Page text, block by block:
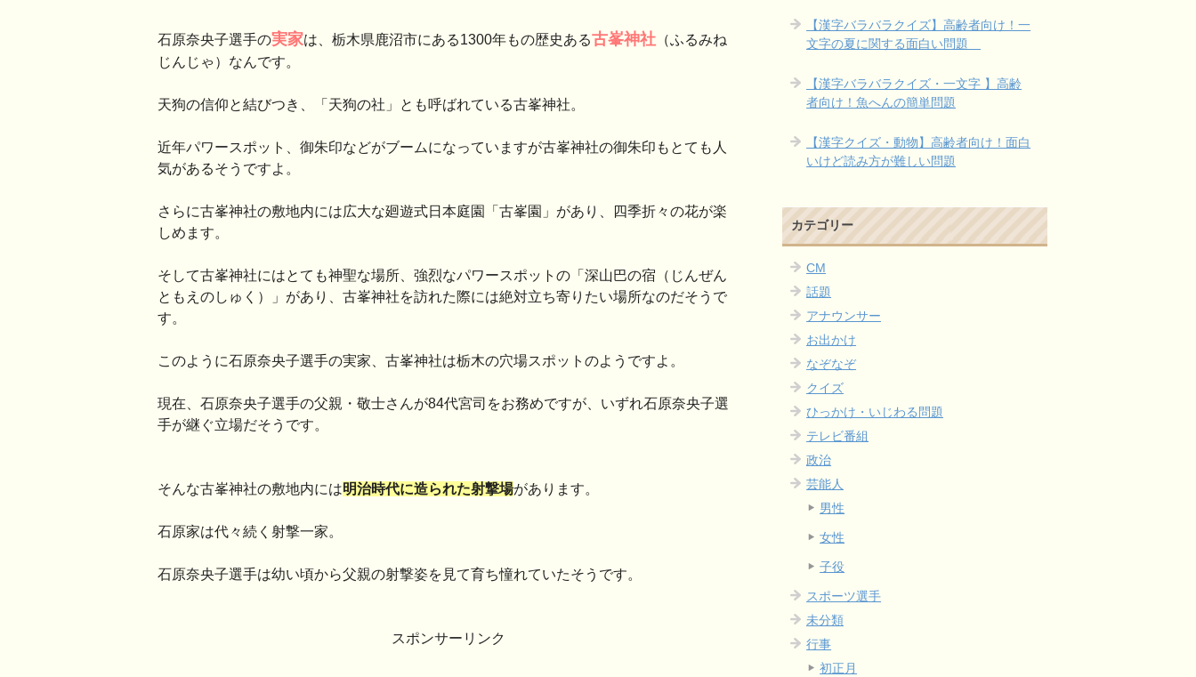
石原奈央子選手の実家は、栃木県鹿沼市にある1300年もの歴史ある古峯神社 （ふるみね
じんじゃ）なんです。
天狗の信仰と結びつき、「天狗の社」とも呼ばれている古峯神社。
近年パワースポット、御朱印などがブームになっていますが古峯神社の御朱印もとても人
気があるそうですよ。
さらに古峯神社の敷地内には広大な廻遊式日本庭園「古峯園」があり、四季折々の花が楽
しめます。
そして古峯神社にはとても神聖な場所、強烈なパワースポットの「深山巴の宿（じんぜん
ともえのしゅく）」があり、古峯神社を訪れた際には絶対立ち寄りたい場所なのだそうで
す。
このように石原奈央子選手の実家、古峯神社は栃木の穴場スポットのようですよ。
現在、石原奈央子選手の父親・敬士さんが84代宮司をお務めですが、いずれ石原奈央子選
手が継ぐ立場だそうです。
そんな古峯神社の敷地内には明治時代に造られた射撃場があります。
石原家は代々続く射撃一家。
石原奈央子選手は幼い頃から父親の射撃姿を見て育ち憧れていたそうです。
スポンサーリンク
【漢字バラバラクイズ】高齢者向け！一
文字の夏に関する面白い問題
【漢字バラバラクイズ・一文字 】高齢
者向け！魚へんの簡単問題
【漢字クイズ・動物】高齢者向け！面白
いけど読み方が難しい問題
カテゴリー
CM
話題
アナウンサー
お出かけ
なぞなぞ
クイズ
ひっかけ・いじわる問題
テレビ番組
政治
芸能人
男性
女性
子役
スポーツ選手
未分類
行事
初正月